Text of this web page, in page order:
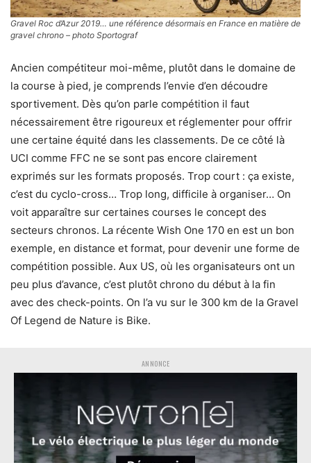
Gravel Roc d’Azur 2019… une référence désormais en France en matière de
gravel chrono – photo Sportograf
Ancien compétiteur moi-même, plutôt dans le domaine de
la course à pied, je comprends l’envie d’en découdre
sportivement. Dès qu’on parle compétition il faut
nécessairement être rigoureux et réglementer pour offrir
une certaine équité dans les classements. De ce côté là
UCI comme FFC ne se sont pas encore clairement
exprimés sur les formats proposés. Trop court : ça existe,
c’est du cyclo-cross… Trop long, difficile à organiser… On
voit apparaître sur certaines courses le concept des
secteurs chronos. La récente Wish One 170 en est un bon
exemple, en distance et format, pour devenir une forme de
compétition possible. Aux US, où les organisateurs ont un
peu plus d’avance, c’est plutôt chrono du début à la fin
avec des check-points. On l’a vu sur le 300 km de la Gravel
Of Legend de Nature is Bike.
ANNONCE